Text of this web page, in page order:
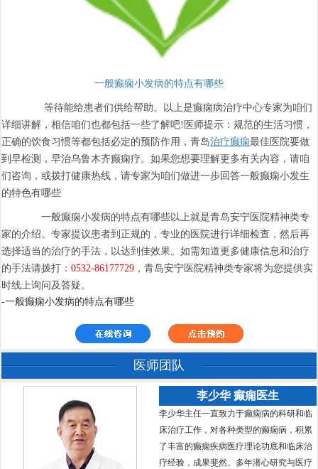
一般癫痫小发病的特点有哪些
等待能给患者们供给帮助。以上是癫痫病治疗中心专家为咱们
详细讲解，相信咱们也都包括一些了解吧!医师提示：规范的生活习惯，
正确的饮食习惯等都包括必定的预防作用，青岛治疗癫痫最佳医院要做
到早检测，早治乌鲁木齐癫痫疗。如果您想要理解更多有关内容，请咱
们咨询，或拨打健康热线，请专家为咱们做进一步回答一般癫痫小发生
的特色有哪些
一般癫痫小发病的特点有哪些以上就是青岛安宁医院精神类专
家的介绍。专家提议患者到正规的，专业的医院进行详细检查，然后再
选择适当的治疗的手法，以达到佳效果。如需知道更多健康信息和治疗
的手法请拨打：0532-86177729 ，青岛安宁医院精神类专家将为您提供实
时线上询问及答疑。
-一般癫痫小发病的特点有哪些
医师团队
李少华 癫痫医生
李少华主任一直致力于癫痫病的科研和临
床治疗工作，对各种类型的癫痫病，积累
了丰富的癫痫疾病医疗理论功底和临床治
疗经验，成果斐然。多年潜心研究与医疗